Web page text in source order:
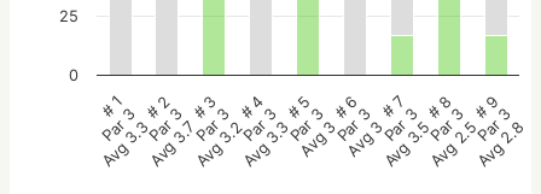
# 1
Par 3
Avg 3.3
# 2
Par 3
Avg 3.7
# 3
Par 3
Avg 3.2
# 4
Par 3
Avg 3.3
# 5
Par 3
Avg 3
# 6
Par 3
Avg 3
# 7
Par 3
Avg 3.5
# 8
Par 3
Avg 2.5
# 9
Par 3
Avg 2.8
0
25